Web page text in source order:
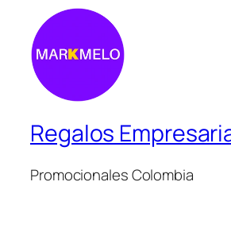
Regalos
Promocionales Colombia